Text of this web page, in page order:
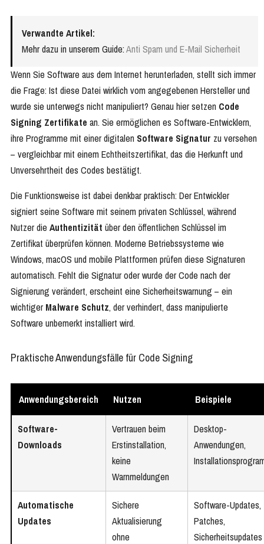
Verwandte Artikel:
Mehr dazu in unserem Guide:Anti Spam und E-Mail Sicherheit
Wenn Sie Software aus dem Internet herunterladen, stellt sich immer
die Frage: Ist diese Datei wirklich vom angegebenen Hersteller und
wurde sie unterwegs nicht manipuliert? Genau hier setzen Code
Signing Zertifikate an. Sie ermöglichen es Software-Entwicklern,
ihre Programme mit einer digitalen Software Signatur zu versehen
– vergleichbar mit einem Echtheitszertifikat, das die Herkunft und
Unversehrtheit des Codes bestätigt.
Die Funktionsweise ist dabei denkbar praktisch: Der Entwickler
signiert seine Software mit seinem privaten Schlüssel, während
Nutzer die Authentizität über den öffentlichen Schlüssel im
Zertifikat überprüfen können. Moderne Betriebssysteme wie
Windows, macOS und mobile Plattformen prüfen diese Signaturen
automatisch. Fehlt die Signatur oder wurde der Code nach der
Signierung verändert, erscheint eine Sicherheitswarnung – ein
wichtiger Malware Schutz, der verhindert, dass manipulierte
Software unbemerkt installiert wird.
Praktische Anwendungsfälle für Code Signing
Anwendungsbereich Nutzen Beispiele
Software-
Downloads
Vertrauen beim
Erstinstallation,
keine
Warnmeldungen
Desktop-
Anwendungen,
Automatische
Updates
Sichere
Aktualisierung
ohne
Software-Updates,
Patches,
Sicherheitsupdates